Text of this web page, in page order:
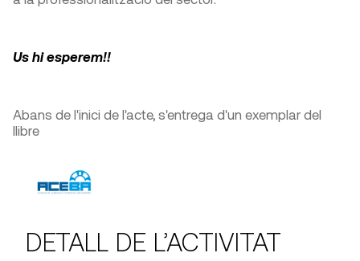
Us hi esperem!!
Abans de l'inici de l'acte, s'entrega d'un exemplar del
llibre
DETALL DE L’ACTIVITAT